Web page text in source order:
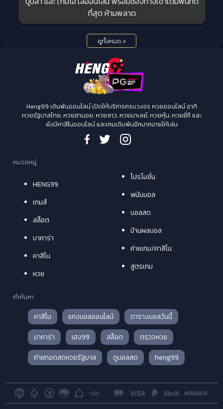
ที่สุด ห้ามพลาด
ดูทั้งหมด >
Heng99 เดิมพันออนไลน์ เปิดให้บริการครบวงจร หวยออนไลน์ อาทิ
หวยรัฐบาลไทย, หวยฮานอย, หวยลาว, หวยมาเลย์, หวยหุ้น, หวยยี่กี และ
ยังมีคาสิโนออนไลน์ และเกมเดิมพันอีกมากมายให้เล่น
หมวดหมู่
HENG99
เกมส์
สล็อต
บาคาร่า
คาสิโน
หวย
โปรโมชั่น
พนันบอล
บอลสด
บ้านผลบอล
ค่ายเกม/คาสิโน
สูตรเกม
คำค้นหา
คาสิโน แทงบอลออนไลน์
ตารางบอลวันนี้
บาคาร่า
เฮง99 สล็อต
ตรวจหวย
ถ่ายทอดสดหวยรัฐบาล
ดูบอลสด heng99